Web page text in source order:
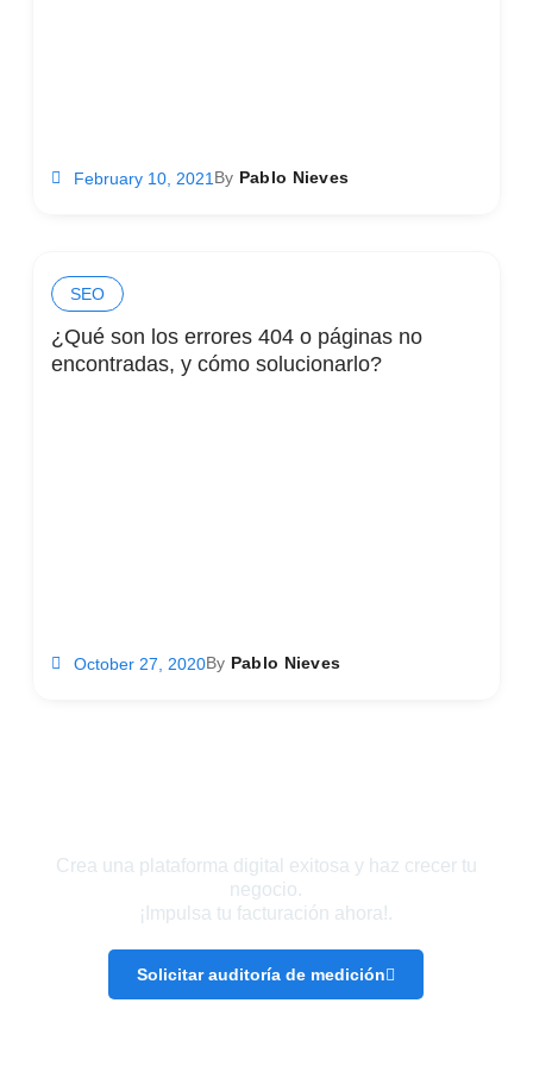
February 10, 2021 By Pablo Nieves
SEO
¿Qué son los errores 404 o páginas no
encontradas, y cómo solucionarlo?
October 27, 2020By Pablo Nieves
Crea una plataforma digital exitosa y haz crecer tu
negocio.
¡Impulsa tu facturación ahora!.
Solicitar auditoría de medición